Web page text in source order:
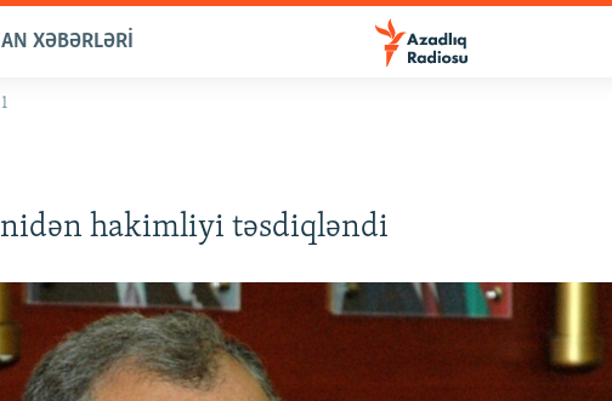
XƏBƏRLƏRI
hakimliyi təsdiqləndi